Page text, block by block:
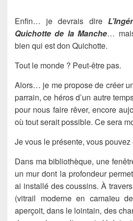
Enfin… je devrais dire
Quichotte de la Manche…
bien qui est don Quichotte.
Tout le monde ? Peut-être pas.
Alors… je me propose de créer
parrain, ce héros d’un autre
pour nous faire rêver, encore
où tout serait possible. Ce sera
Je vous le présente, vous pouvez
Dans ma bibliothèque, une
un mur dont la profondeur
ai installé des coussins. À
(vitrail moderne en camaïeu
aperçoit, dans le lointain, des